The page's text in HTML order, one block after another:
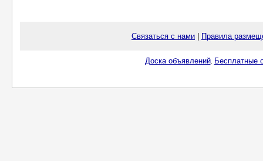
Связаться с нами Правила
Доска объявлений. Бесплатные